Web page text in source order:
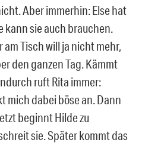
Aber immerhin: Else hat
kann sie auch brauchen.
Tisch will ja nicht mehr,
den ganzen Tag. Kämmt
ruft Rita immer:
mich dabei böse an. Dann
beginnt Hilde zu
sie. Später kommt das